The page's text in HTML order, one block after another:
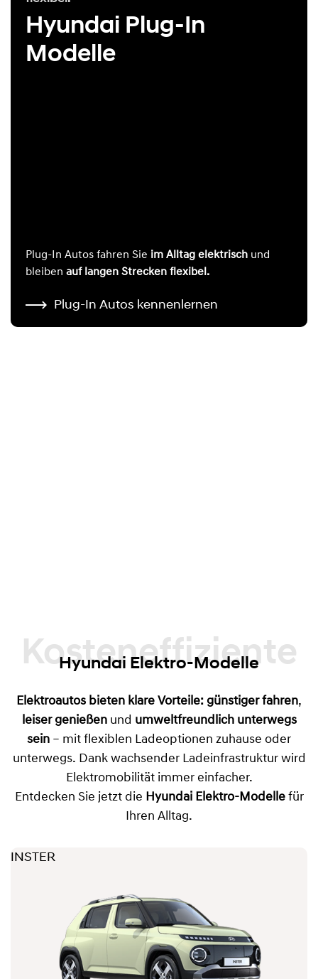
Hyundai Plug-In
Modelle
Plug-In Autos fahren Sie im Alltag elektrisch und
bleiben auf langen Strecken flexibel.
Plug-In Autos kennenlernen
Kosteneffiziente
Hyundai Elektro-Modelle
Elektroautos bieten klare Vorteile: günstiger fahren,
leiser genießenund umweltfreundlich unterwegs
sein – mit flexiblen Ladeoptionen zuhause oder
unterwegs. Dank wachsender Ladeinfrastruktur wird
Elektromobilität immer einfacher.
Entdecken Sie jetzt die Hyundai Elektro-Modellefür
Ihren Alltag.
INSTER